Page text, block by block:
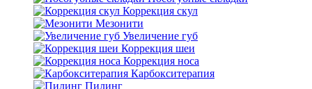
Коррекция скул
Мезонити
Увеличение губ
Коррекция шеи
Коррекция носа
Карбокситерапия
Пилинг